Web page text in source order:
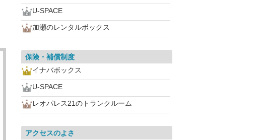
U-SPACE
加瀬のレンタルボックス
保険・補償制度
イナバボックス
U-SPACE
レオパレス21のトランクルーム
アクセスのよさ